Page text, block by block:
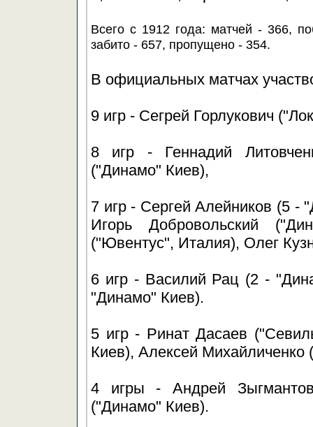
Всего с 1912 года: матчей - 366,
забито - 657, пропущено - 354.
В официальных матчах
9 игр - Сегрей Горлукович
8 игр - Геннадий
("Динамо" Киев),
7 игр - Сергей Алейников (5
Игорь Добровольский
("Ювентус", Италия), Олег
6 игр - Василий Рац (2 -
"Динамо" Киев).
5 игр - Ринат Дасаев
Киев), Алексей Михайличенко
4 игры - Андрей
("Динамо" Киев).